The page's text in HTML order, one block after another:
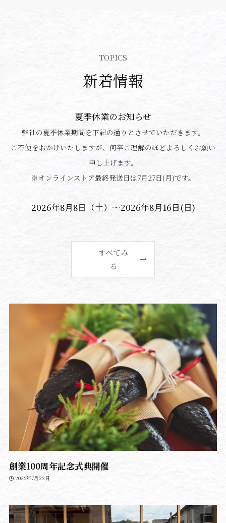
TOPICS
新着情報
夏季休業のお知らせ
弊社の夏季休業期間を下記の通りとさせていただきます。
ご不便をおかけいたしますが、何卒ご理解のほどよろしくお願い
申し上げます。
※オンラインストア最終発送日は7月27日(月)です。
2026年8月8日（土）～2026年8月16日(日)
すべてみ
る
創業100周年記念式典開催
2026年7月23日